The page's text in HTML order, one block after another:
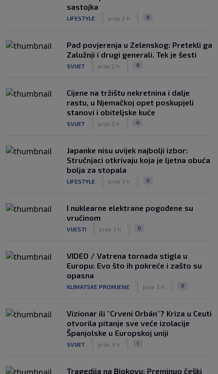
veću razliku
SK
|
prije 4 h
sastojka
LIFESTYLE prije 2 h 0
Pad povjerenja u Zelenskog: Pretekli ga
Zalužnji i drugi generali. Tek je šesti
SVIJET prije 2 h 0
Cijene na tržištu nekretnina i dalje
rastu, u Njemačkoj opet poskupjeli
stanovi i obiteljske kuće
SVIJET prije 2 h 0
Japanke nisu uvijek najbolji izbor:
Stručnjaci otkrivaju koja je ljetna obuća
bolja za stopala
LIFESTYLE prije 3 h 0
I nuklearne elektrane pogođene su
vrućinom
VIJESTI prije 3 h 0
VIDEO / Vatrena tornada stigla u
Europu: Evo što ih pokreće i zašto su
opasna
KLIMATSKE PROMJENE prije 3 h 0
Vizionar ili "Crveni Orbán"? Kriza u Ceuti
otvorila pitanje sve veće izolacije
Španjolske u Europskoj uniji
SVIJET prije 3 h 1
Tragedija na Biokovu: Preminuo češki